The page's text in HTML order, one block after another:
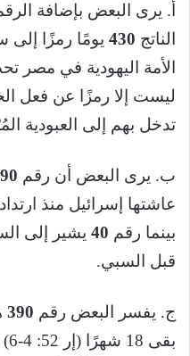
أ. يرى البعض بإضافة
الناتج 430 يومًا رمزًا إلى
الأمة اليهودية في مصر
ليست إلا رمزًا عن فعل
تدخل بهم إلى العبودية
ب. يرى البعض أن رقم
عاشتها إسرائيل منذ
بينما رقم 40 يشير إلى
قبل السبي.
ج. يفسر البعض رقم 390